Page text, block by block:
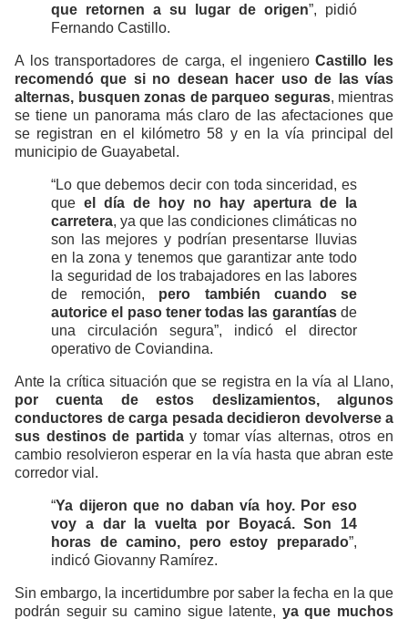
que retornen a su lugar de origen”, pidió
Fernando Castillo.
A los transportadores de carga, el ingenieroCastillo les
recomendó que si no desean hacer uso de las vías
alternas, busquen zonas de parqueo seguras, mientras
se tiene un panorama más claro de las afectaciones que
se registran en el kilómetro 58 y en la vía principal del
municipio de Guayabetal.
“Lo que debemos decir con toda sinceridad, es
que el día de hoy no hay apertura de la
carretera, ya que las condiciones climáticas no
son las mejores y podrían presentarse lluvias
en la zona y tenemos que garantizar ante todo
la seguridad de los trabajadores en las labores
de remoción, pero también cuando se
autorice el paso tener todas las garantíasde
una circulación segura”, indicó el director
operativo de Coviandina.
Ante la crítica situación que se registra en la vía al Llano,
por cuenta de estos deslizamientos, algunos
conductores de carga pesada decidieron devolverse a
sus destinos de partiday tomar vías alternas, otros en
cambio resolvieron esperar en la vía hasta que abran este
corredor vial.
“Ya dijeron que no daban vía hoy. Por eso
voy a dar la vuelta por Boyacá. Son 14
horas de camino, pero estoy preparado”,
indicó Giovanny Ramírez.
Sin embargo, la incertidumbre por saber la fecha en la que
podrán seguir su camino sigue latente, ya que muchos